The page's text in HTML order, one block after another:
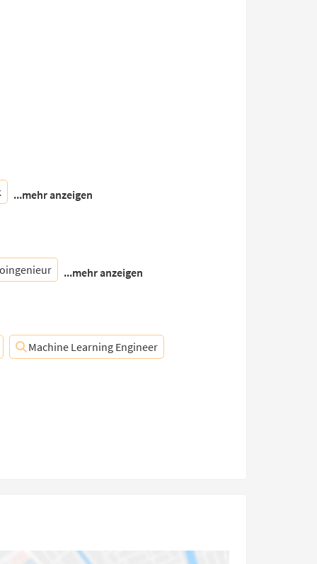
...mehr anzeigen
...mehr anzeigen
Machine Learning Engineer